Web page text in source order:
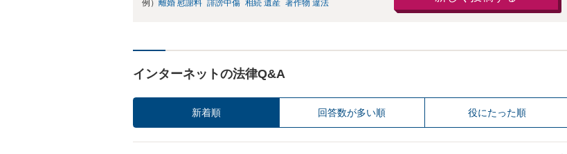
例） 離婚 慰謝料 誹謗中傷 相続 遺産 著作物 違法
インターネットの法律Q&A
新着順 回答数が多い順 役にたった順